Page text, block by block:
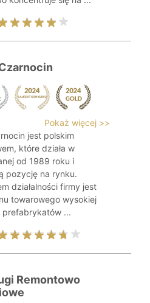
Pokaż więcej >>
jest polskim
które działa w
od 1989 roku i
pozycję na rynku.
działalności firmy jest
towarowego wysokiej
prefabrykatów ...
Remontowo